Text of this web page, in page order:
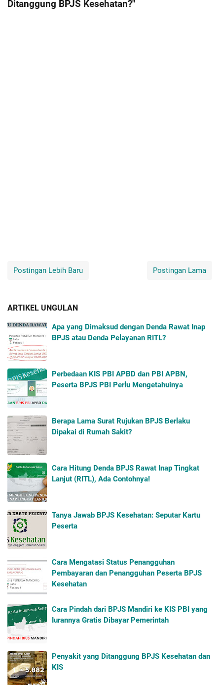
Ditanggung BPJS Kesehatan?"
Postingan Lebih Baru Postingan Lama
ARTIKEL UNGULAN
Apa yang Dimaksud dengan Denda Rawat Inap
BPJS atau Denda Pelayanan RITL?
Perbedaan KIS PBI APBD dan PBI APBN,
Peserta BPJS PBI Perlu Mengetahuinya
Berapa Lama Surat Rujukan BPJS Berlaku
Dipakai di Rumah Sakit?
Cara Hitung Denda BPJS Rawat Inap Tingkat
Lanjut (RITL), Ada Contohnya!
Tanya Jawab BPJS Kesehatan: Seputar Kartu
Peserta
Cara Mengatasi Status Penangguhan
Pembayaran dan Penangguhan Peserta BPJS
Kesehatan
Cara Pindah dari BPJS Mandiri ke KIS PBI yang
Iurannya Gratis Dibayar Pemerintah
Penyakit yang Ditanggung BPJS Kesehatan dan
KIS